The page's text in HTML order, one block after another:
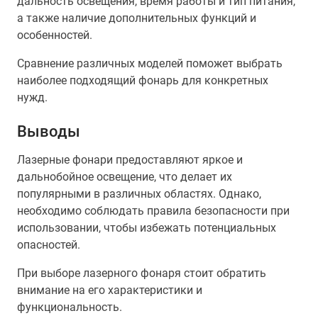
а также наличие дополнительных функций и
особенностей.
Сравнение различных моделей поможет выбрать
наиболее подходящий фонарь для конкретных
нужд.
Выводы
Лазерные фонари предоставляют яркое и
дальнобойное освещение, что делает их
популярными в различных областях. Однако,
необходимо соблюдать правила безопасности при
использовании, чтобы избежать потенциальных
опасностей.
При выборе лазерного фонаря стоит обратить
внимание на его характеристики и
функциональность.